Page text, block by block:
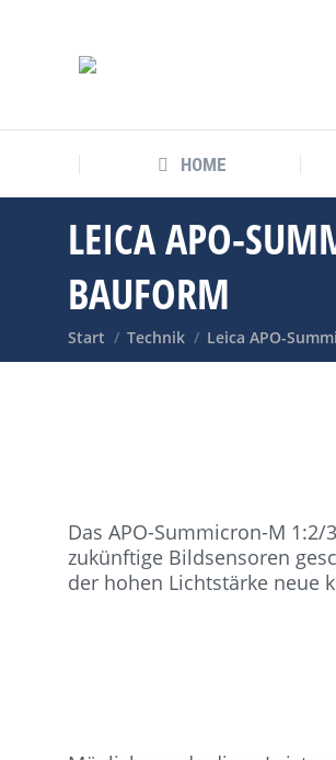
HOME
LEICA APO-
BAUFORM
Sie befinden sich hier:
Start Technik Leica APO-
Das APO-Summicron-M
zukünftige Bildsensoren
der hohen Lichtstärke neue